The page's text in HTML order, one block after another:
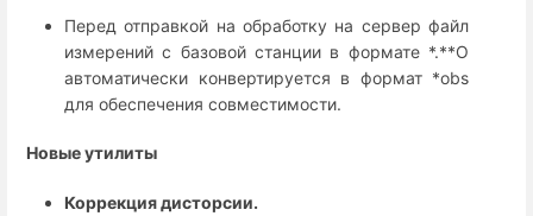
Перед отправкой на обработку на сервер файл
измерений с базовой станции в формате *.**O
автоматически конвертируется в формат *obs
для обеспечения совместимости.
Новые утилиты
Коррекция дисторсии.